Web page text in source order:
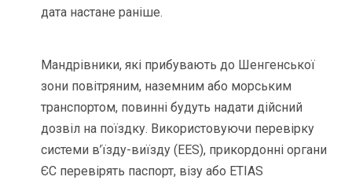
дата настане раніше.
Мандрівники, які прибувають до Шенгенської
зони повітряним, наземним або морським
транспортом, повинні будуть надати дійсний
дозвіл на поїздку. Використовуючи перевірку
системи в’їзду-виїзду (EES), прикордонні органи
ЄС перевірять паспорт, візу або ETIAS